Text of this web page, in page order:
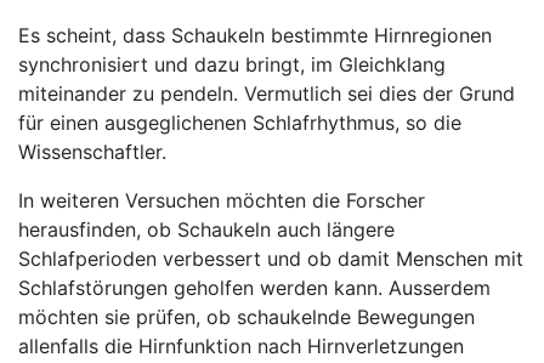
Es scheint, dass Schaukeln bestimmte Hirnregionen
synchronisiert und dazu bringt, im Gleichklang
miteinander zu pendeln. Vermutlich sei dies der Grund
für einen ausgeglichenen Schlafrhythmus, so die
Wissenschaftler.
In weiteren Versuchen möchten die Forscher
herausfinden, ob Schaukeln auch längere
Schlafperioden verbessert und ob damit Menschen mit
Schlafstörungen geholfen werden kann. Ausserdem
möchten sie prüfen, ob schaukelnde Bewegungen
allenfalls die Hirnfunktion nach Hirnverletzungen